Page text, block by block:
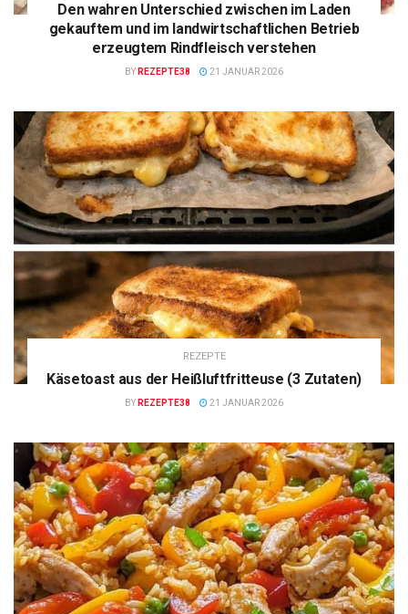
Den wahren Unterschied zwischen im Laden
gekauftem und im landwirtschaftlichen Betrieb
erzeugtem Rindfleisch verstehen
BY REZEPTE38 21 JANUAR 2026
REZEPTE
Käsetoast aus der Heißluftfritteuse (3 Zutaten)
BY REZEPTE38 21 JANUAR 2026